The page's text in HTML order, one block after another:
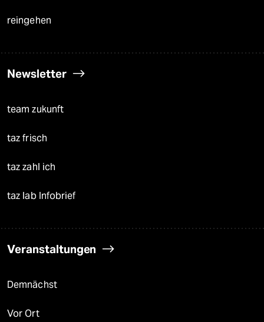
reingehen
Newsletter
team zukunft
taz frisch
taz zahl ich
taz lab Infobrief
Veranstaltungen
Demnächst
Vor Ort